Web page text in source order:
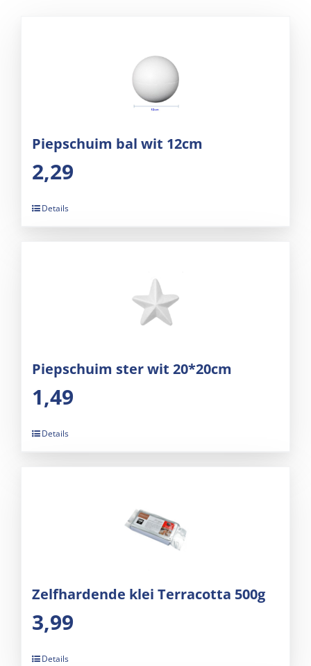
Piepschuim bal wit 12cm
2,29
Details
Piepschuim ster wit 20*20cm
1,49
Details
Zelfhardende klei Terracotta 500g
3,99
Details